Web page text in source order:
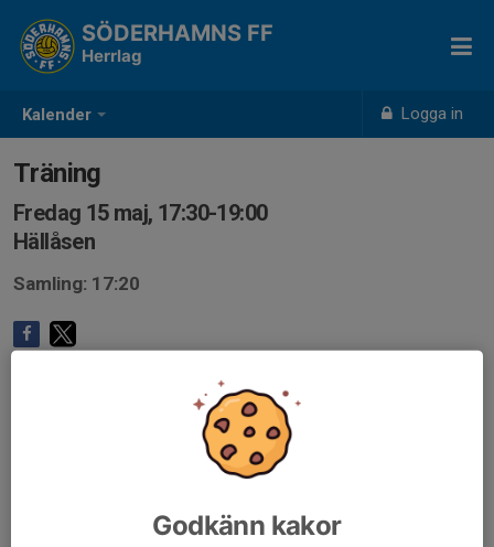
Kalender Logga in
SÖDERHAMNS FF
Herrlag
Träning
Fredag 15 maj, 17:30-19:00
Hällåsen
Samling: 17:20
Godkänn kakor